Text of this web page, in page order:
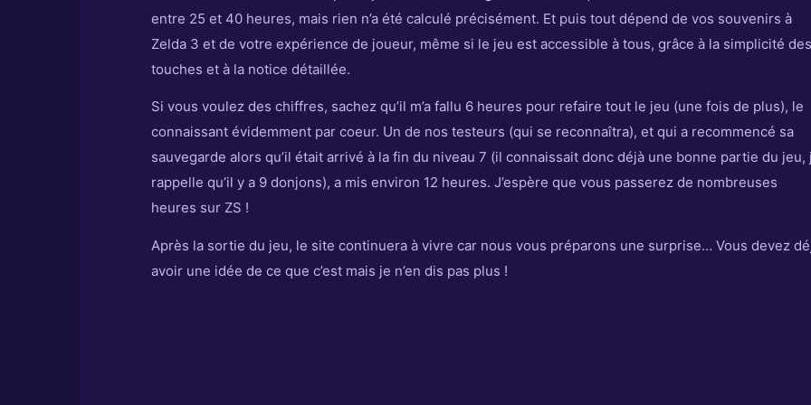
entre 25 et 40 heures, mais rien n’a été calculé précisément. Et puis tout dépend de vos souvenirs à
Zelda 3 et de votre expérience de joueur, même si le jeu est accessible à tous, grâce à la simplicité des
touches et à la notice détaillée.
Si vous voulez des chiffres, sachez qu’il m’a fallu 6 heures pour refaire tout le jeu (une fois de plus), le
connaissant évidemment par coeur. Un de nos testeurs (qui se reconnaîtra), et qui a recommencé sa
sauvegarde alors qu’il était arrivé à la fin du niveau 7 (il connaissait donc déjà une bonne partie du jeu,
rappelle qu’il y a 9 donjons), a mis environ 12 heures. J’espère que vous passerez de nombreuses
heures sur ZS !
Après la sortie du jeu, le site continuera à vivre car nous vous préparons une surprise… Vous devez
avoir une idée de ce que c’est mais je n’en dis pas plus !